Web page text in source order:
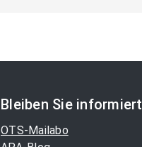
Bleiben Sie informiert
OTS-Mailabo